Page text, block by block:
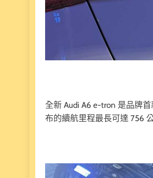
全新 Audi A6 e-tron 是品牌
布的續航里程最長可達 756